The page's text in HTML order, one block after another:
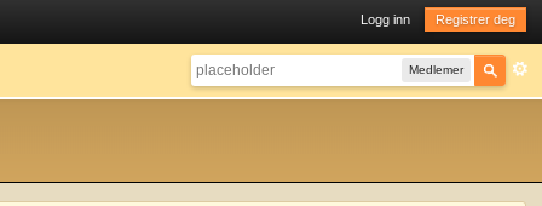
Logg inn Registrer deg
Medlemer